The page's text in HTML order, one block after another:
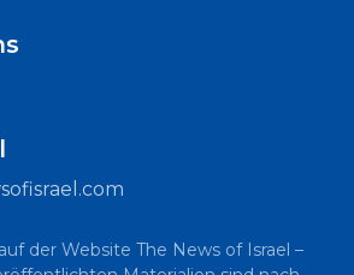
der Website The News of Israel –